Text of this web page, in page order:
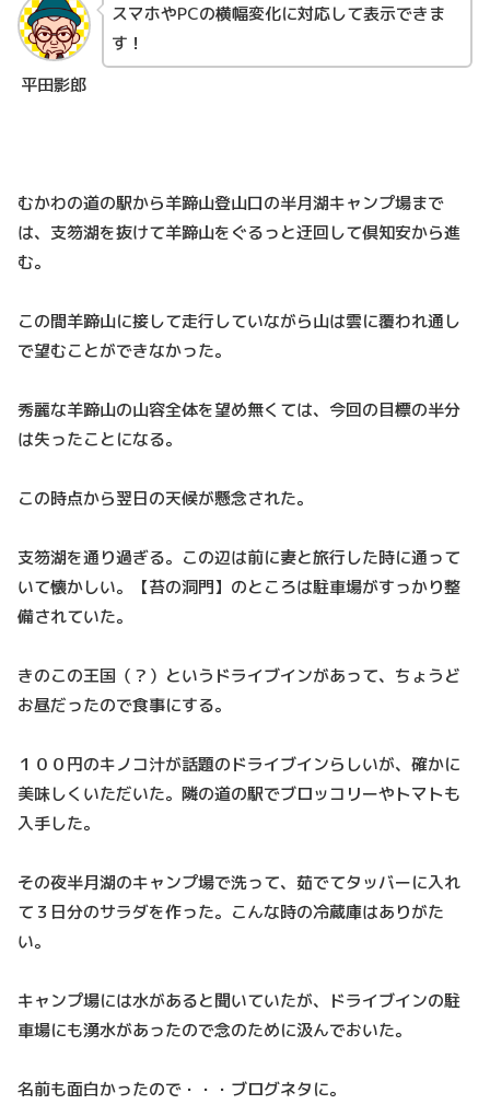
平田影郎
スマホやPCの横幅変化に対応して表示できま
す！
むかわの道の駅から羊蹄山登山口の半月湖キャンプ場まで
は、支笏湖を抜けて羊蹄山をぐるっと迂回して倶知安から進
む。
この間羊蹄山に接して走行していながら山は雲に覆われ通し
で望むことができなかった。
秀麗な羊蹄山の山容全体を望め無くては、今回の目標の半分
は失ったことになる。
この時点から翌日の天候が懸念された。
支笏湖を通り過ぎる。この辺は前に妻と旅行した時に通って
いて懐かしい。【苔の洞門】のところは駐車場がすっかり整
備されていた。
きのこの王国（？）というドライブインがあって、ちょうど
お昼だったので食事にする。
１００円のキノコ汁が話題のドライブインらしいが、確かに
美味しくいただいた。隣の道の駅でブロッコリーやトマトも
入手した。
その夜半月湖のキャンプ場で洗って、茹でてタッバーに入れ
て３日分のサラダを作った。こんな時の冷蔵庫はありがた
い。
キャンプ場には水があると聞いていたが、ドライブインの駐
車場にも湧水があったので念のために汲んでおいた。
名前も面白かったので・・・ブログネタに。